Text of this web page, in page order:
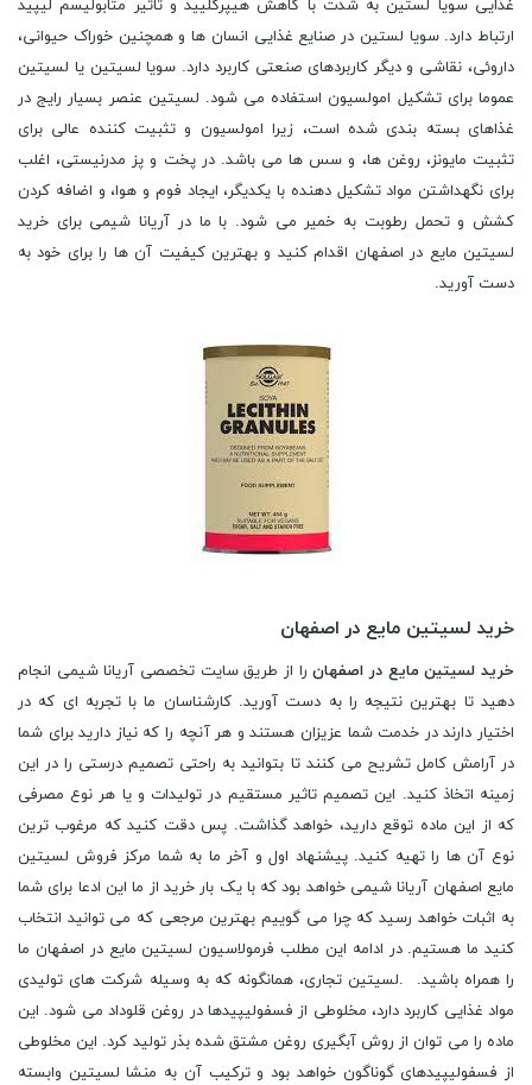
غذایی سویا لستین به شدت با کاهش هیپرگلیید و تاثیر متابولیسم لیپید
ارتباط دارد. سویا لستین در صنایع غذایی انسان ها و همچنین خوراک حیوانی،
داروئی، نقاشی و دیگر کاربردهای صنعتی کاربرد دارد. سویا لسیتین یا لسیتین
عموما برای تشکیل امولسیون استفاده می شود. لسیتین عنصر بسیار رایج در
غذاهای بسته بندی شده است، زیرا امولسیون و تثبیت کننده عالی برای
تثبیت مایونز، روغن ها، و سس ها می باشد. در پخت و پز مدرنیستی، اغلب
برای نگهداشتن مواد تشکیل دهنده با یکدیگر، ایجاد فوم و هوا، و اضافه کردن
کشش و تحمل رطوبت به خمیر می شود. با ما در آریانا شیمی برای خرید
لسیتین مایع در اصفهان اقدام کنید و بهترین کیفیت آن ها را برای خود به
دست آورید.
خرید لسیتین مایع در اصفهان
خرید لسیتین مایع در اصفهان را از طریق سایت تخصصی آریانا شیمی انجام
دهید تا بهترین نتیجه را به دست آورید. کارشناسان ما با تجربه ای که در
اختیار دارند در خدمت شما عزیزان هستند و هر آنچه را که نیاز دارید برای شما
در آرامش کامل تشریح می کنند تا بتوانید به راحتی تصمیم درستی را در این
زمینه اتخاذ کنید. این تصمیم تاثیر مستقیم در تولیدات و یا هر نوع مصرفی
که از این ماده توقع دارید، خواهد گذاشت. پس دقت کنید که مرغوب ترین
نوع آن ها را تهیه کنید. پیشنهاد اول و آخر ما به شما مرکز فروش لسیتین
مایع اصفهان آریانا شیمی خواهد بود که با یک بار خرید از ما این ادعا برای شما
به اثبات خواهد رسید که چرا می گوییم بهترین مرجعی که می توانید انتخاب
کنید ما هستیم. در ادامه این مطلب فرمولاسیون لسیتین مایع در اصفهان ما
را همراه باشید. .لسیتین تجاری، همانگونه که به وسیله شرکت های تولیدی
مواد غذایی کاربرد دارد، مخلوطی از فسفولیپیدها در روغن قلوداد می شود. این
ماده را می توان از روش آبگیری روغن مشتق شده بذر تولید کرد. این مخلوطی
از فسفولیپیدهای گوناگون خواهد بود و ترکیب آن به منشا لسیتین وابسته